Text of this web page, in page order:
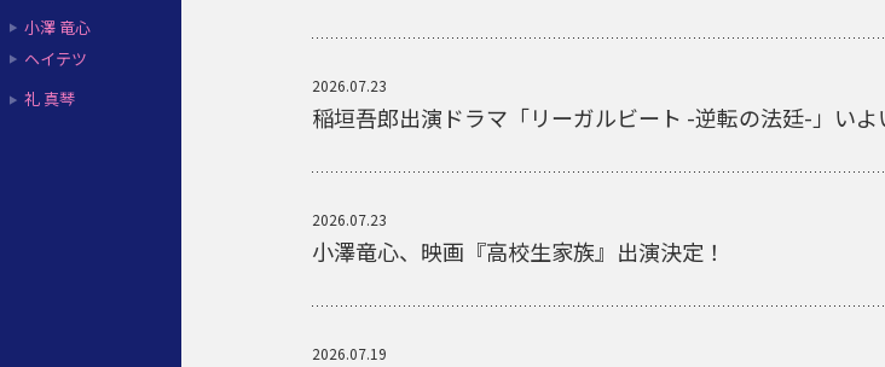
小澤 竜心
ヘイテツ
礼 真琴
2026.07.23
稲垣吾郎出演ドラマ「リーガルビート -逆転の法廷-」い
2026.07.23
小澤竜心、映画『高校生家族』出演決定！
2026.07.19